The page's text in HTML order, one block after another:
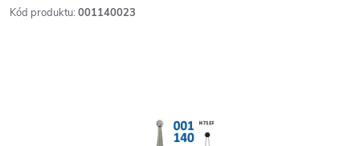
Kód produktu: 001140023